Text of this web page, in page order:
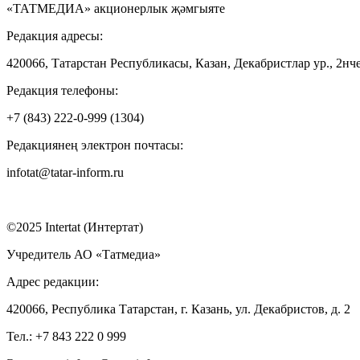
«ТАТМЕДИА» акционерлык җәмгыяте
Редакция адресы:
420066, Татарстан Республикасы, Казан, Декабристлар ур.,
Редакция телефоны:
+7 (843) 222-0-999 (1304)
Редакциянең электрон почтасы:
infotat@tatar-inform.ru
©2025 Intertat (Интертат)
Учредитель АО «Татмедиа»
Адрес редакции:
420066, Республика Татарстан, г. Казань, ул. Декабристов, д. 2
Тел.: +7 843 222 0 999